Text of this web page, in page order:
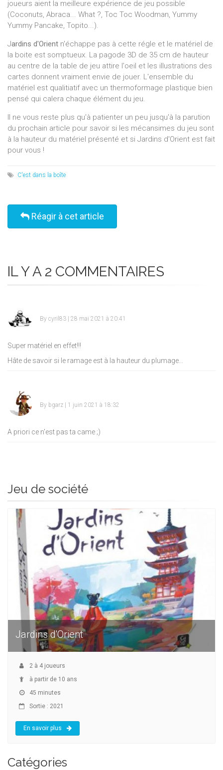
joueurs aient la meilleure expérience de jeu possible
(Coconuts, Abraca... What ?, Toc Toc Woodman, Yummy
Yummy Pancake, Topito...).
Jardins d'Orient n'échappe pas à cette régle et le matériel de
la boite est somptueux. La pagode 3D de 35 cm de hauteur
au centre de la table de jeu attire l'oeil et les illustrations des
cartes donnent vraiment envie de jouer. L'ensemble du
matériel est qualitiatif avec un thermoformage plastique bien
pensé qui calera chaque élément du jeu.
Il ne vous reste plus qu'à patienter un peu jusqu'à la parution
du prochain article pour savoir si les mécansimes du jeu sont
à la hauteur du matériel présenté et si Jardins d'Orient est fait
pour vous !
C'est dans la boîte
Réagir à cet article
IL Y A 2 COMMENTAIRES
By cyril83 | 28 mai 2021 à 20:41
Super matériel en effet!!!
Hâte de savoir si le ramage est à la hauteur du plumage...
By bgarz | 1 juin 2021 à 18:32
A priori ce n'est pas ta came ;)
Jeu de société
Jardins d'Orient
2 à 4 joueurs
à partir de 10 ans
45 minutes
Sortie : 2021
En savoir plus
Catégories